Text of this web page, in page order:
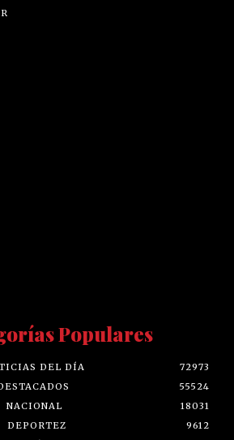
Populares
DEL DÍA
72973
55524
NACIONAL
18031
DEPORTEZ
9612